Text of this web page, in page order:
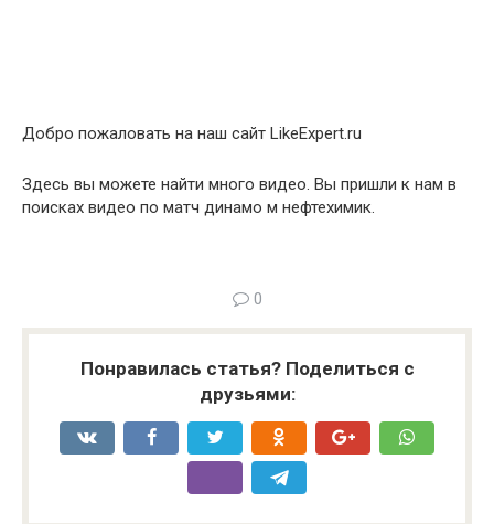
Добро пожаловать на наш сайт LikeExpert.ru
Здесь вы можете найти много видео. Вы пришли к нам в
поисках видео по матч динамо м нефтехимик.
0
Понравилась статья? Поделиться с
друзьями: